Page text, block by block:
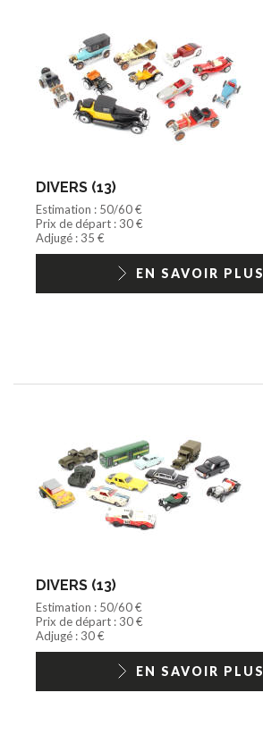
DIVERS (13)
Estimation : 50/60 €
Prix de départ : 30 €
Adjugé : 35 €
EN SAVOIR PLUS
DIVERS (13)
Estimation : 50/60 €
Prix de départ : 30 €
Adjugé : 30 €
EN SAVOIR PLUS